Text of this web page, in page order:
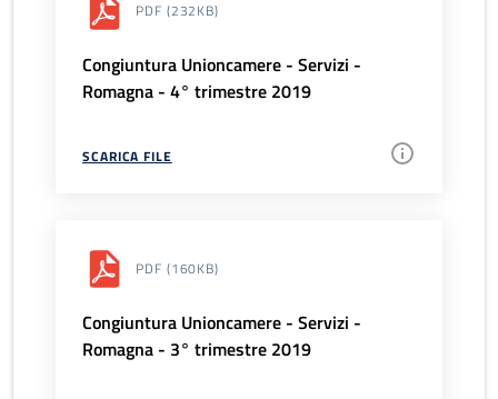
PDF (232KB)
Congiuntura Unioncamere - Servizi -
Romagna - 4° trimestre 2019
SCARICA FILE
PDF (160KB)
Congiuntura Unioncamere - Servizi -
Romagna - 3° trimestre 2019